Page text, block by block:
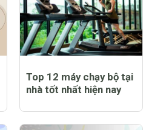
Top 12 máy chạy bộ tại
nhà tốt nhất hiện nay